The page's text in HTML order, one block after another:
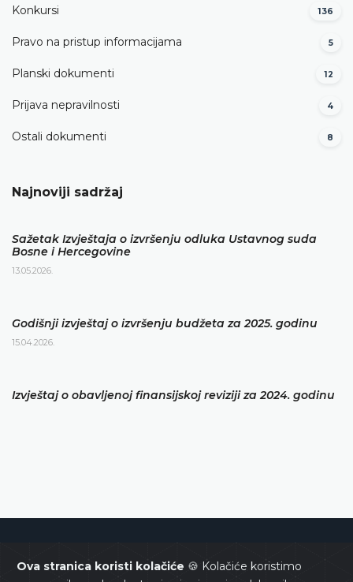
Ova stranica koristi kolačiće 🍪 Kolačiće koristimo
Konkursi 136
Pravo na pristup informacijama 5
Planski dokumenti 12
Prijava nepravilnosti 4
Ostali dokumenti 8
Najnoviji sadržaj
Sažetak Izvještaja o izvršenju odluka Ustavnog suda
Bosne i Hercegovine
13.05.2026.
Godišnji izvještaj o izvršenju budžeta za 2025. godinu
15.04.2026.
Izvještaj o obavljenoj finansijskoj reviziji za 2024. godinu